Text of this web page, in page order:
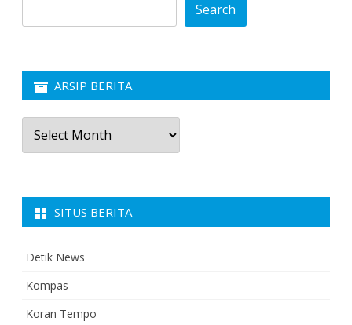
Search
ARSIP BERITA
Arsip
Berita
SITUS BERITA
Detik News
Kompas
Koran Tempo